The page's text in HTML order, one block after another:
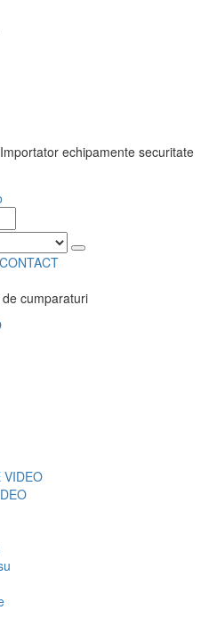
Importator echipamente securitate
CONTACT
cumparaturi
VIDEO